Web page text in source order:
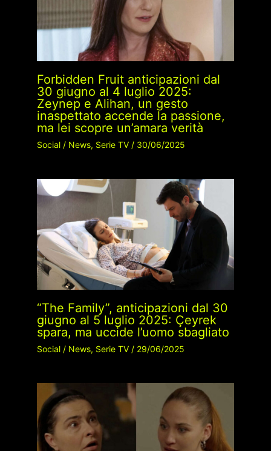
Forbidden Fruit anticipazioni dal
30 giugno al 4 luglio 2025:
Zeynep e Alihan, un gesto
inaspettato accende la passione,
ma lei scopre un’amara verità
Social/ News, Serie TV/ 30/06/2025
“The Family”, anticipazioni dal 30
giugno al 5 luglio 2025: Çeyrek
spara, ma uccide l’uomo sbagliato
Social/ News, Serie TV/ 29/06/2025